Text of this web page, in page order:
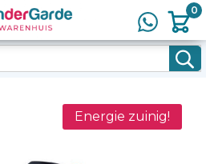
0
0
Energie zuinig!